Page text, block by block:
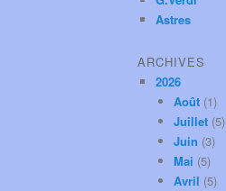
Astres
ARCHIVES
2026
Août (1)
Juillet (5)
Juin (3)
Mai (5)
Avril (5)